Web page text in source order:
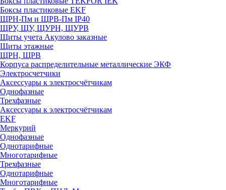
Боксы пластиковые EKF
ЩРН-Пм и ЩРВ-Пм IP40
ЩРУ, ЩУ, ЩУРН, ЩУРВ
Щиты учета Акулово заказные
Щиты этажные
ЩРН, ЩРВ
Корпуса распределительные металлические ЭКФ
Электросчетчики
Аксессуары к электросчётчикам
Однофазные
Трехфазные
Аксессуары к электросчётчикам
EKF
Меркурий
Однофазные
Однотарифные
Многотарифные
Трехфазные
Однотарифные
Многотарифные